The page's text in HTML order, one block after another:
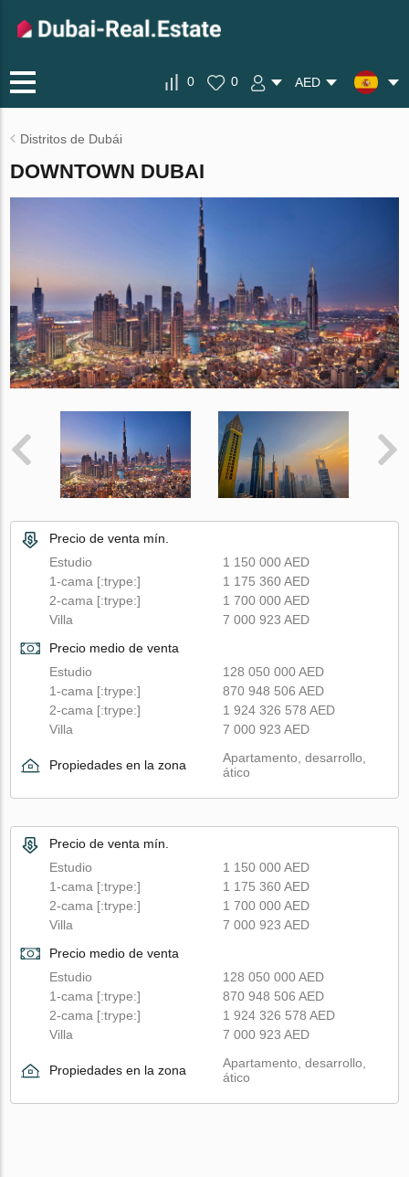
0 0 AED
Distritos de Dubái
DOWNTOWN DUBAI
Precio de venta mín.
Estudio
1 150 000 AED
1-cama [:trype:]
1 175 360 AED
2-cama [:trype:]
1 700 000 AED
Villa
7 000 923 AED
Precio medio de venta
Estudio
128 050 000 AED
1-cama [:trype:]
870 948 506 AED
2-cama [:trype:]
1 924 326 578 AED
Villa
7 000 923 AED
Propiedades en la zona
Apartamento, desarrollo,
ático
Precio de venta mín.
Estudio
1 150 000 AED
1-cama [:trype:]
1 175 360 AED
2-cama [:trype:]
1 700 000 AED
Villa
7 000 923 AED
Precio medio de venta
Estudio
128 050 000 AED
1-cama [:trype:]
870 948 506 AED
2-cama [:trype:]
1 924 326 578 AED
Villa
7 000 923 AED
Propiedades en la zona
Apartamento, desarrollo,
ático